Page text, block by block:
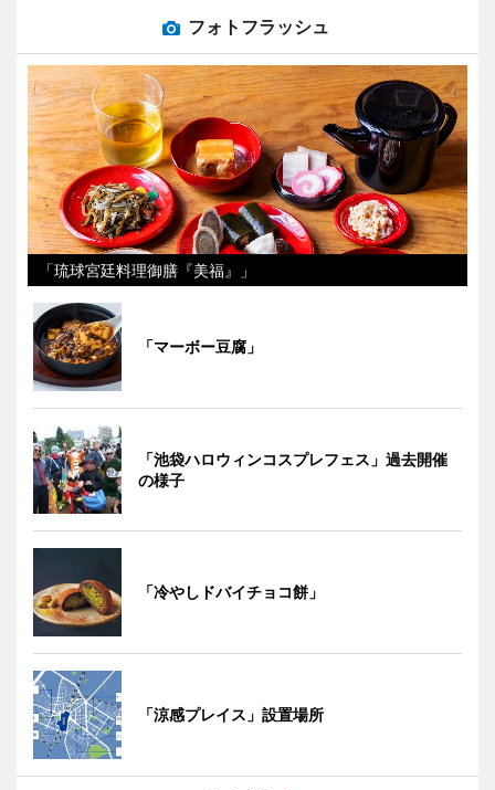
フォトフラッシュ
「琉球宮廷料理御膳『美福』」
「マーボー豆腐」
「池袋ハロウィンコスプレフェス」過去開催
の様子
「冷やしドバイチョコ餅」
「涼感プレイス」設置場所